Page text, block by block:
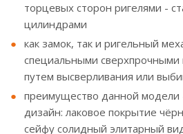
торцевых сторон ригелями -
цилиндрами
как замок, так и ригельный
специальными сверхпрочными
путем высверливания или
преимущество данной модели
дизайн: лаковое покрытие
сейфу солидный элитарный